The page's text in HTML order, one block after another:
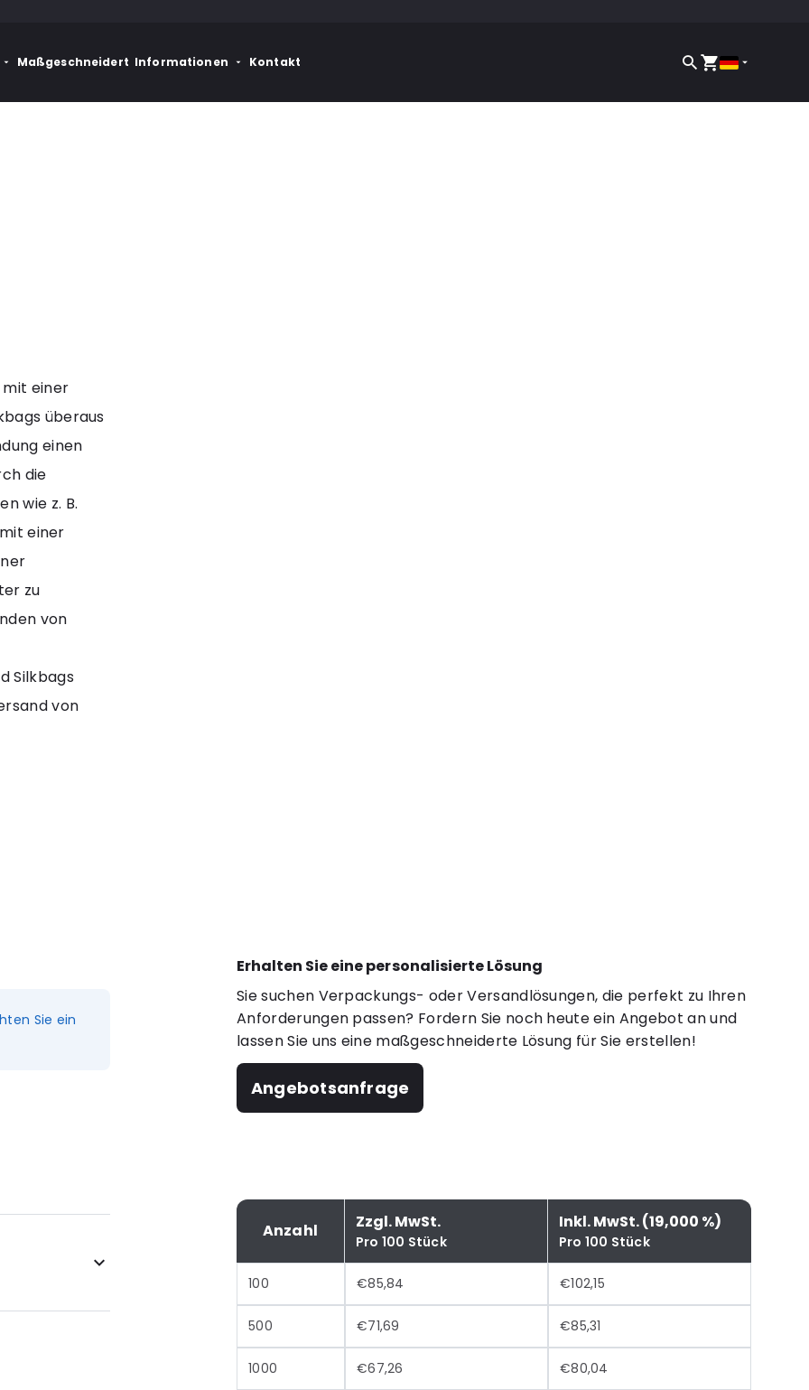
Maßgeschneidert Informationen Kontakt
Erhalten Sie eine personalisierte Lösung
Sie suchen Verpackungs- oder Versandlösungen, die perfekt zu Ihren
Anforderungen passen? Fordern Sie noch heute ein Angebot an und
lassen Sie uns eine maßgeschneiderte Lösung für Sie erstellen!
Angebotsanfrage
Anzahl Zzgl. MwSt.
Pro 100 Stück
Inkl. MwSt. (19,000 %)
Pro 100 Stück
100 €85,84 €102,15
500 €71,69 €85,31
1000 €67,26 €80,04
mit einer
überaus
einen
die
wie z. B.
einer
zu
von
Silkbags
von
Sie ein